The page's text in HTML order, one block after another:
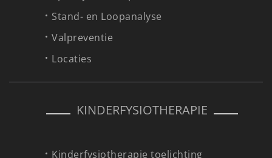
Stand- en Loopanalyse
Valpreventie
Locaties
KINDERFYSIOTHERAPIE
Kinderfysiotherapie toelichting